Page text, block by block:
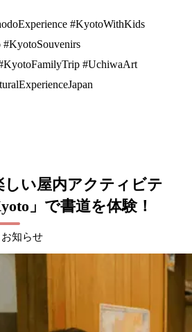
#KyotoWithKids
#UchiwaArt
しい屋内アクティビテ
」で書道を体験！
お知らせ